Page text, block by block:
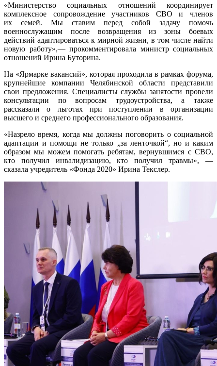
«Министерство социальных отношений координирует
комплексное сопровождение участников СВО и членов
их семей. Мы ставим перед собой задачу помочь
военнослужащим после возвращения из зоны боевых
действий адаптироваться к мирной жизни, в том числе найти
новую работу»,— прокомментировала министр социальных
отношений Ирина Буторина.
На «Ярмарке вакансий», которая проходила в рамках форума,
крупнейшие компании Челябинской области представили
свои предложения. Специалисты службы занятости провели
консультации по вопросам трудоустройства, а также
рассказали о льготах при поступлении в организации
высшего и среднего профессионального образования.
«Назрело время, когда мы должны поговорить о социальной
адаптации и помощи не только „за ленточкой“, но и каким
образом мы можем помогать ребятам, вернувшимся с СВО,
кто получил инвалидизацию, кто получил травмы», —
сказала учредитель «Фонда 2020» Ирина Текслер.